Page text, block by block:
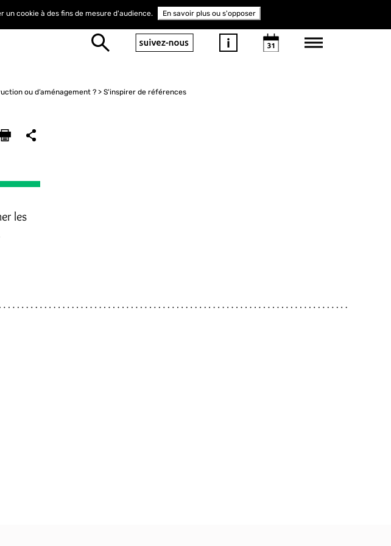
ou d’aménagement ? S'inspirer de références
les
un cookie à des fins de mesure d'audience. En savoir plus ou s'opposer